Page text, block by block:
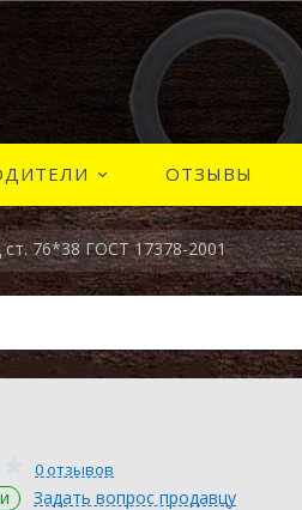
ОТЗЫВЫ
ст. 76*38 ГОСТ 17378-2001
0 отзывов
Задать вопрос продавцу